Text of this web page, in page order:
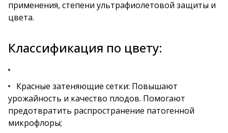
применения, степени ультрафиолетовой защиты и
цвета.
Классификация по цвету:
Красные затеняющие сетки: Повышают
урожайность и качество плодов. Помогают
предотвратить распространение патогенной
микрофлоры;